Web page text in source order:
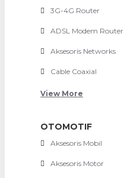
3G-4G Router
ADSL Modem Router
Aksesoris Networks
Cable Coaxial
View More
OTOMOTIF
Aksesoris Mobil
Aksesoris Motor